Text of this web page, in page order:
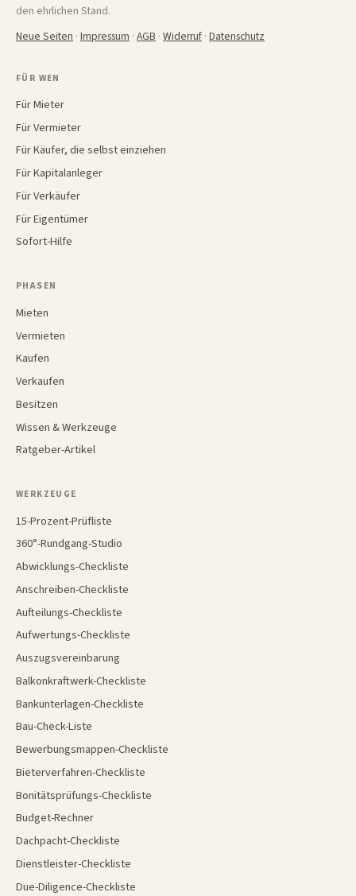
den ehrlichen Stand.
Neue Seiten · Impressum · AGB · Widerruf · Datenschutz
FÜR WEN
Für Mieter
Für Vermieter
Für Käufer, die selbst einziehen
Für Kapitalanleger
Für Verkäufer
Für Eigentümer
Sofort-Hilfe
PHASEN
Mieten
Vermieten
Kaufen
Verkaufen
Besitzen
Wissen & Werkzeuge
Ratgeber-Artikel
WERKZEUGE
15-Prozent-Prüfliste
360°-Rundgang-Studio
Abwicklungs-Checkliste
Anschreiben-Checkliste
Aufteilungs-Checkliste
Aufwertungs-Checkliste
Auszugsvereinbarung
Balkonkraftwerk-Checkliste
Bankunterlagen-Checkliste
Bau-Check-Liste
Bewerbungsmappen-Checkliste
Bieterverfahren-Checkliste
Bonitätsprüfungs-Checkliste
Budget-Rechner
Dachpacht-Checkliste
Dienstleister-Checkliste
Due-Diligence-Checkliste